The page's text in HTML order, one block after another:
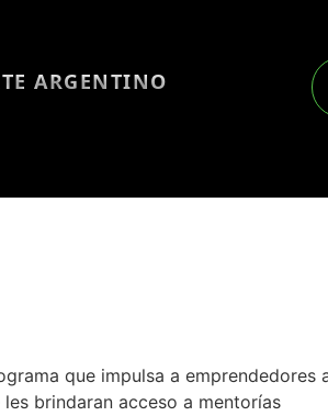
ARGENTINO
que impulsa a emprendedores
brindaran acceso a mentorías